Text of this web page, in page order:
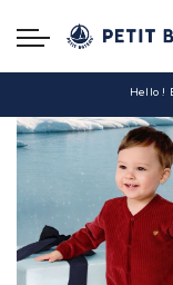
Hello !
La
-10% pour